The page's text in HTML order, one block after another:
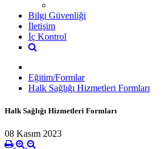
Bilgi Güvenliği
İletişim
İç Kontrol
Eğitim/Formlar
Halk Sağlığı Hizmetleri Formları
Halk Sağlığı Hizmetleri Formları
08 Kasım 2023